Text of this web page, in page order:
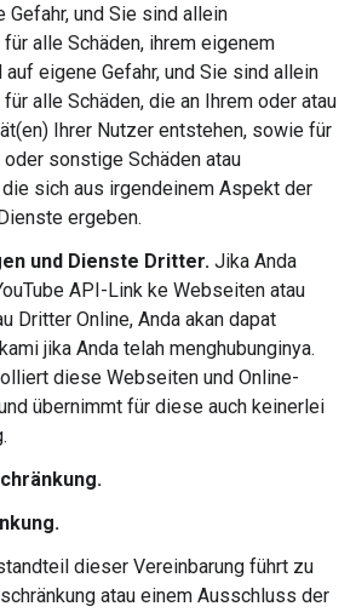
Gefahr, und Sie sind allein
alle Schäden, ihrem eigenem
auf eigene Gefahr, und Sie sind allein
alle Schäden, die an Ihrem oder atau
Ihrer Nutzer entstehen, sowie für
sonstige Schäden atau
sich aus irgendeinem Aspekt der
ergeben.
und Dienste Dritter. Jika Anda
API-Link ke Webseiten atau
Dritter Online, Anda akan dapat
jika Anda telah menghubunginya.
diese Webseiten und Online-
übernimmt für diese auch keinerlei
dieser Vereinbarung führt zu
atau einem Ausschluss der